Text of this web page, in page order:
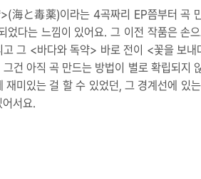
海と毒薬)이라는 4곡짜리 EP쯤부터 곡
었다는 느낌이 있어요. 그 이전 작품은 손
고 그 <바다와 독약> 바로 전이 <꽃을 보내
건 아직 곡 만드는 방법이 별로 확립되지
재미있는 걸 할 수 있었던, 그 경계선에 있
서요.